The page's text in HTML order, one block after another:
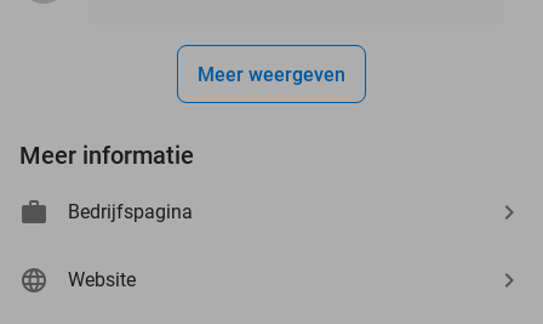
Meer weergeven
Meer informatie
Bedrijfspagina
Website